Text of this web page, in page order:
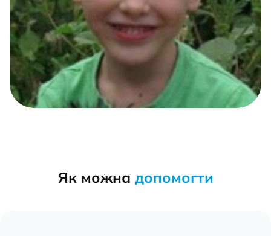
Як можна допомогти